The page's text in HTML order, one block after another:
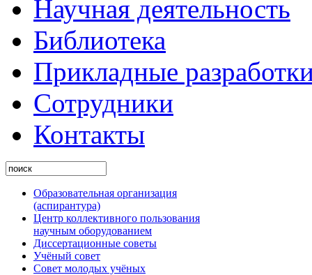
Научная деятельность
Библиотека
Прикладные
Сотрудники
Контакты
Образовательная организация
(аспирантура)
Центр коллективного пользования
научным оборудованием
Диссертационные советы
Учёный совет
Совет молодых учёных